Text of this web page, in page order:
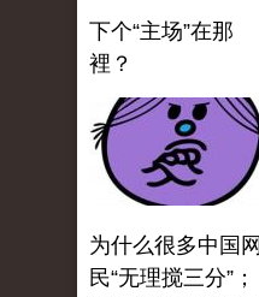
下个“主场”在那
裡？
为什么很多中国网
民“无理搅三分”；